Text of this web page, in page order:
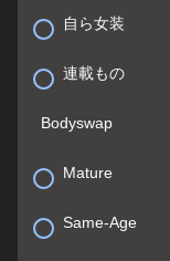
自ら女装
連載もの
Bodyswap
Mature
Same-Age